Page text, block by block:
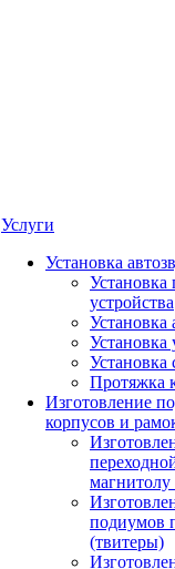
Услуги
Установка
Установка
устройства
Установка
Установка
Установка
Протяжка
Изготовление
корпусов и
подиумов
(твитеры)